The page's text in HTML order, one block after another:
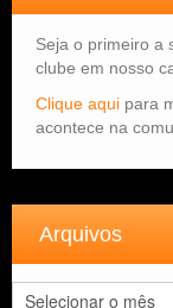
Seja o primeiro a
clube em nosso
Clique aqui para
acontece na
Arquivos
Arquivos